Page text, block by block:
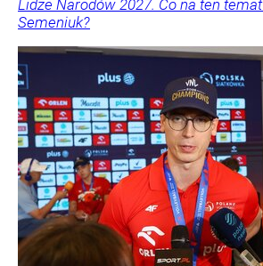
Lidze Narodów 2027. Co na ten
Semeniuk?